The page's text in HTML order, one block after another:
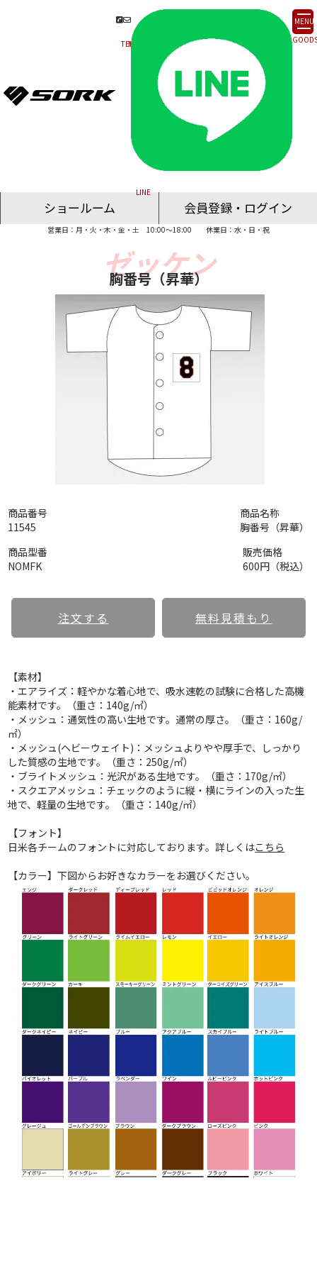
MENU
ショールーム
会員登録・ログイン
営業日：月・火・木・金・土 10:00～18:00 休業日：水・日・祝
胸番号（昇華）
商品番号
11545
商品名称
胸番号（昇華）
商品型番
NOMFK
販売価格
600円（税込）
注文する 無料見積もり
【素材】
・エアライズ：軽やかな着心地で、吸水速乾の試験に合格した高機
能素材です。（重さ：140g/㎡）
・メッシュ：通気性の高い生地です。通常の厚さ。（重さ：160g/
㎡）
・メッシュ(ヘビーウェイト)：メッシュよりやや厚手で、しっかり
した質感の生地です。（重さ：250g/㎡）
・ブライトメッシュ：光沢がある生地です。（重さ：170g/㎡）
・スクエアメッシュ：チェックのように縦・横にラインの入った生
地で、軽量の生地です。（重さ：140g/㎡）
【フォント】
日米各チームのフォントに対応しております。詳しくはこちら
【カラー】下図からお好きなカラーをお選びください。